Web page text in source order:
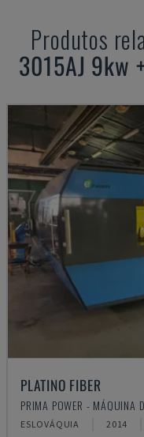
Produtos
3015AJ 9kw
PLATINO FIBER
PRIMA POWER - MÁQUINA
ESLOVÁQUIA 2014